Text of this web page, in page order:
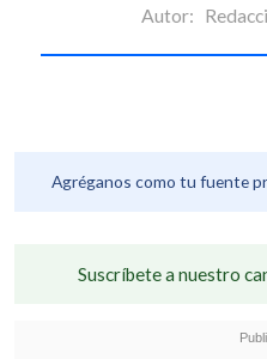
Autor:
Agréganos como tu fuente
Suscríbete a nuestro